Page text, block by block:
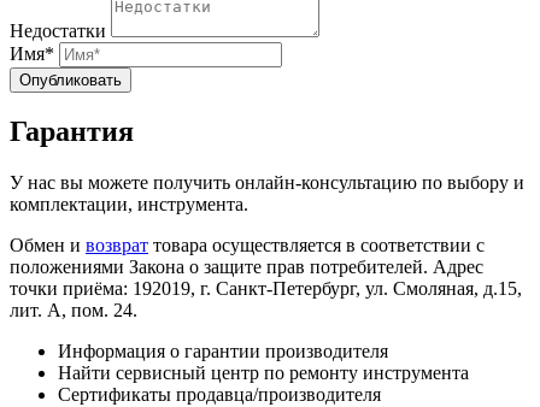
Недостатки
Имя*
Опубликовать
Гарантия
У нас вы можете получить онлайн-консультацию по выбору и
комплектации, инструмента.
Обмен и возврат товара осуществляется в соответствии с
положениями Закона о защите прав потребителей. Адрес
точки приёма: 192019, г. Санкт-Петербург, ул. Смоляная, д.15,
лит. А, пом. 24.
Информация о гарантии производителя
Найти сервисный центр по ремонту инструмента
Сертификаты продавца/производителя